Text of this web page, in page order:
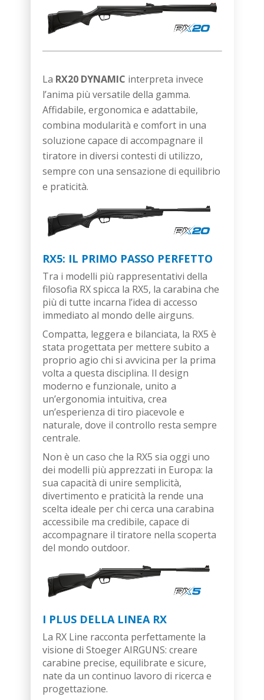
La RX20 DYNAMIC interpreta invece
l’anima più versatile della gamma.
Affidabile, ergonomica e adattabile,
combina modularità e comfort in una
soluzione capace di accompagnare il
tiratore in diversi contesti di utilizzo,
sempre con una sensazione di equilibrio
e praticità.
RX5: IL PRIMO PASSO PERFETTO
Tra i modelli più rappresentativi della
filosofia RX spicca la RX5, la carabina che
più di tutte incarna l’idea di accesso
immediato al mondo delle airguns.
Compatta, leggera e bilanciata, la RX5 è
stata progettata per mettere subito a
proprio agio chi si avvicina per la prima
volta a questa disciplina. Il design
moderno e funzionale, unito a
un’ergonomia intuitiva, crea
un’esperienza di tiro piacevole e
naturale, dove il controllo resta sempre
centrale.
Non è un caso che la RX5 sia oggi uno
dei modelli più apprezzati in Europa: la
sua capacità di unire semplicità,
divertimento e praticità la rende una
scelta ideale per chi cerca una carabina
accessibile ma credibile, capace di
accompagnare il tiratore nella scoperta
del mondo outdoor.
I PLUSDELLA LINEA RX
La RX Line racconta perfettamente la
visione di Stoeger AIRGUNS: creare
carabine precise, equilibrate e sicure,
nate da un continuo lavoro di ricerca e
progettazione.